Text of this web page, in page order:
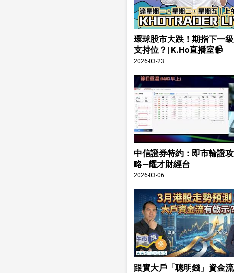
環球股市大跌！期指下一級
支持位？| K.Ho直播室📹
2026-03-23
中信證券特約：即市輪證攻
略—耀才財經台
2026-03-06
跟實大戶「聰明錢」資金流